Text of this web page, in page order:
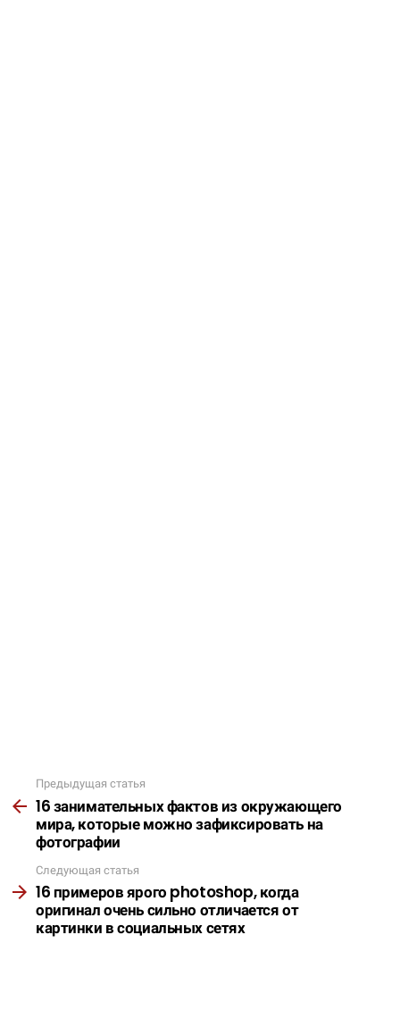
Подробнее
Предыдущая статья
16 занимательных фактов из окружающего
мира, которые можно зафиксировать на
фотографии
Следующая статья
16 примеров ярого photoshop, когда
оригинал очень сильно отличается от
картинки в социальных сетях